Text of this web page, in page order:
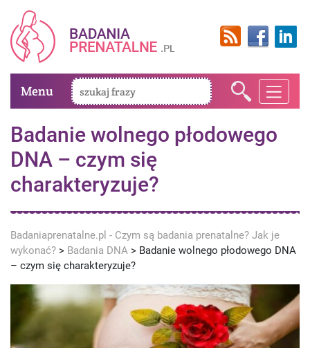
Menu
Badanie wolnego płodowego
DNA – czym się
charakteryzuje?
Badaniaprenatalne.pl - Czym są badania prenatalne? Jak je
wykonać? > Badania DNA > Badanie wolnego płodowego DNA
– czym się charakteryzuje?